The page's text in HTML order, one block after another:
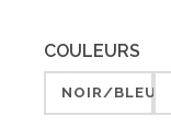
COULEURS
NOIR/BLEU